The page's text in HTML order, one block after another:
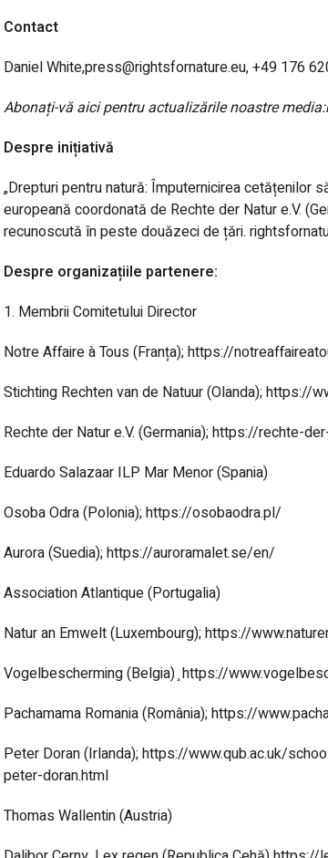
Contact
Daniel White,press@rightsfornature.eu, +49 176
Abonați-vă aici pentru actualizările noastre media:
Despre inițiativă
„Drepturi pentru natură: Împuternicirea
europeană coordonată de Rechte der Natur e.V.
recunoscută în peste douăzeci de țări.
Despre organizațiile partenere:
1. Membrii Comitetului Director
Notre Affaire à Tous (Franța); https://
Stichting Rechten van de Natuur (Olanda); https://
Rechte der Natur e.V. (Germania); https://rechte-
Eduardo Salazaar ILP Mar Menor (Spania)
Osoba Odra (Polonia); https://osobaodra.pl/
Aurora (Suedia); https://auroramalet.se/en/
Association Atlantique (Portugalia)
Natur an Emwelt (Luxembourg); https://
Vogelbescherming (Belgia) ̧ https://
Pachamama Romania (România); https://
Peter Doran (Irlanda); https://www.qub.ac.uk/
peter-doran.html
Thomas Wallentin (Austria)